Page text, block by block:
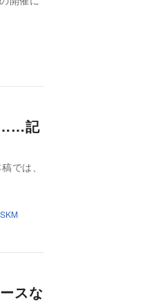
記
では、
スな